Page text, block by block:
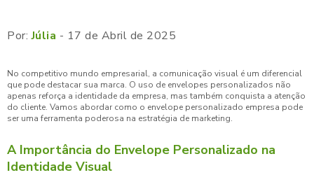
Por:Júlia - 17 de Abril de 2025
No competitivo mundo empresarial, a comunicação visual é um diferencial
que pode destacar sua marca. O uso de envelopes personalizados não
apenas reforça a identidade da empresa, mas também conquista a atenção
do cliente. Vamos abordar como o envelope personalizado empresa pode
ser uma ferramenta poderosa na estratégia de marketing.
A Importância do Envelope Personalizado na
Identidade Visual